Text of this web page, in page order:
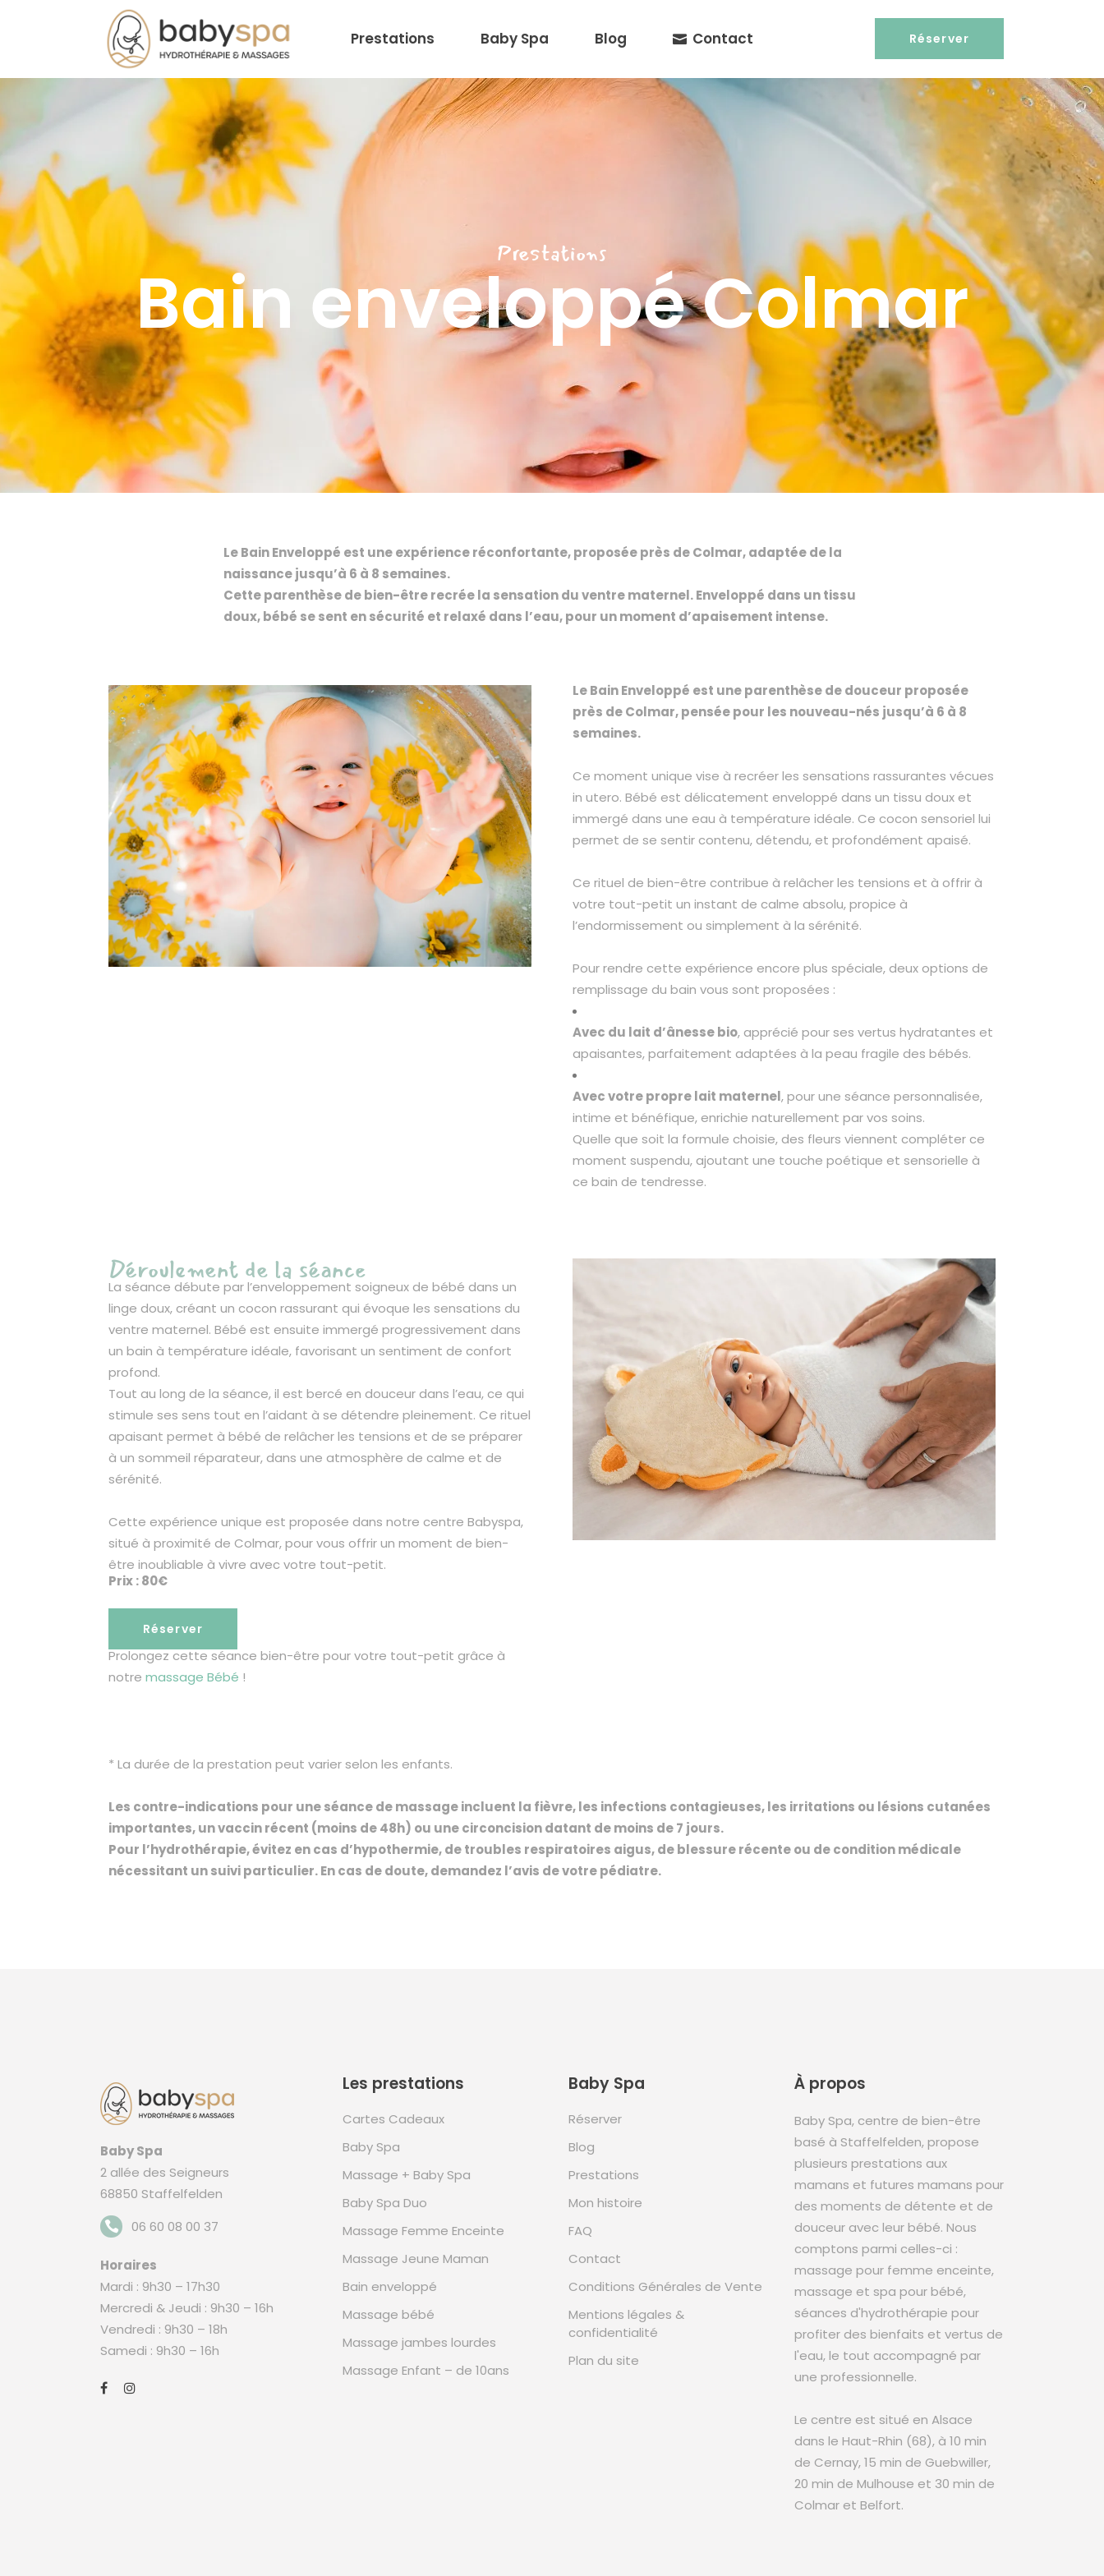
Réserver
Prestations Baby Spa Blog Contact
Prestations
Bain enveloppé Colmar
Le Bain Enveloppé est une expérience réconfortante, proposée près de Colmar, adaptée de la
naissance jusqu’à 6 à 8 semaines.
Cette parenthèse de bien-être recrée la sensation du ventre maternel. Enveloppé dans un tissu
doux, bébé se sent en sécurité et relaxé dans l’eau, pour un moment d’apaisement intense.
Le Bain Enveloppé est une parenthèse de douceur proposée
près de Colmar, pensée pour les nouveau-nés jusqu’à 6 à 8
semaines.
Ce moment unique vise à recréer les sensations rassurantes vécues
in utero. Bébé est délicatement enveloppé dans un tissu doux et
immergé dans une eau à température idéale. Ce cocon sensoriel lui
permet de se sentir contenu, détendu, et profondément apaisé.
Ce rituel de bien-être contribue à relâcher les tensions et à offrir à
votre tout-petit un instant de calme absolu, propice à
l’endormissement ou simplement à la sérénité.
Pour rendre cette expérience encore plus spéciale, deux options de
remplissage du bain vous sont proposées :
Avec du lait d’ânesse bio, apprécié pour ses vertus hydratantes et
apaisantes, parfaitement adaptées à la peau fragile des bébés.
Avec votre propre lait maternel, pour une séance personnalisée,
intime et bénéfique, enrichie naturellement par vos soins.
Quelle que soit la formule choisie, des fleurs viennent compléter ce
moment suspendu, ajoutant une touche poétique et sensorielle à
ce bain de tendresse.
Déroulement de la séance
La séance débute par l’enveloppement soigneux de bébé dans un
linge doux, créant un cocon rassurant qui évoque les sensations du
ventre maternel. Bébé est ensuite immergé progressivement dans
un bain à température idéale, favorisant un sentiment de confort
profond.
Tout au long de la séance, il est bercé en douceur dans l’eau, ce qui
stimule ses sens tout en l’aidant à se détendre pleinement. Ce rituel
apaisant permet à bébé de relâcher les tensions et de se préparer
à un sommeil réparateur, dans une atmosphère de calme et de
sérénité.
Cette expérience unique est proposée dans notre centre Babyspa,
situé à proximité de Colmar, pour vous offrir un moment de bien-
être inoubliable à vivre avec votre tout-petit.
Prix : 80€
Réserver
Prolongez cette séance bien-être pour votre tout-petit grâce à
notre massage Bébé !
* La durée de la prestation peut varier selon les enfants.
Les contre-indications pour une séance de massage incluent la fièvre, les infections contagieuses, les irritations ou lésions cutanées
importantes, un vaccin récent (moins de 48h) ou une circoncision datant de moins de 7 jours.
Pour l’hydrothérapie, évitez en cas d’hypothermie, de troubles respiratoires aigus, de blessure récente ou de condition médicale
nécessitant un suivi particulier. En cas de doute, demandez l’avis de votre pédiatre.
Baby Spa
2 allée des Seigneurs
68850 Staffelfelden
06 60 08 00 37
Horaires
Mardi : 9h30 – 17h30
Mercredi & Jeudi : 9h30 – 16h
Vendredi : 9h30 – 18h
Samedi : 9h30 – 16h
Les prestations
Cartes Cadeaux
Baby Spa
Massage + Baby Spa
Baby Spa Duo
Massage Femme Enceinte
Massage Jeune Maman
Bain enveloppé
Massage bébé
Massage jambes lourdes
Massage Enfant – de 10ans
Baby Spa
Réserver
Blog
Prestations
Mon histoire
FAQ
Contact
Conditions Générales de Vente
Mentions légales &
confidentialité
Plan du site
À propos
Baby Spa, centre de bien-être
basé à Staffelfelden, propose
plusieurs prestations aux
mamans et futures mamans pour
des moments de détente et de
douceur avec leur bébé. Nous
comptons parmi celles-ci :
massage pour femme enceinte,
massage et spa pour bébé,
séances d'hydrothérapie pour
profiter des bienfaits et vertus de
l'eau, le tout accompagné par
une professionnelle.
Le centre est situé en Alsace
dans le Haut-Rhin (68), à 10 min
de Cernay, 15 min de Guebwiller,
20 min de Mulhouse et 30 min de
Colmar et Belfort.